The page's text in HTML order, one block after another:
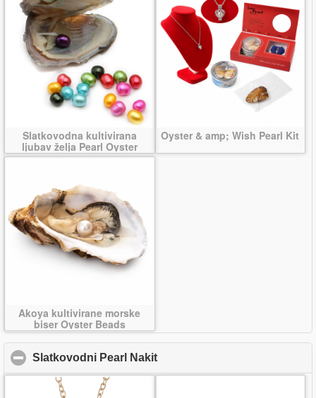
Slatkovodna kultivirana
ljubav želja Pearl Oyster
Oyster & amp; Wish Pearl Kit
Akoya kultivirane morske
biser Oyster Beads
Slatkovodni Pearl Nakit